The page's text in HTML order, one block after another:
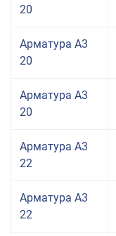
20
Арматура А3
20
Арматура А3
20
Арматура А3
22
Арматура А3
22